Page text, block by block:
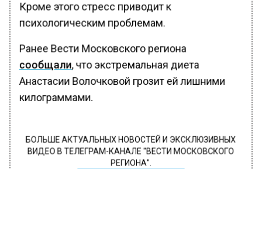
Кроме этого стресс приводит к
психологическим проблемам.
Ранее Вести Московского региона
сообщали, что экстремальная диета
Анастасии Волочковой грозит ей лишними
килограммами.
БОЛЬШЕ АКТУАЛЬНЫХ НОВОСТЕЙ И ЭКСКЛЮЗИВНЫХ
ВИДЕО В ТЕЛЕГРАМ-КАНАЛЕ "ВЕСТИ МОСКОВСКОГО
РЕГИОНА".